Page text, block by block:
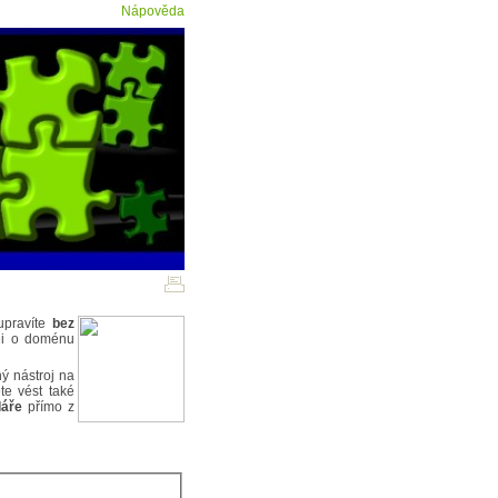
Nápověda
bez
o doménu
nástroj na
vést také
přímo z